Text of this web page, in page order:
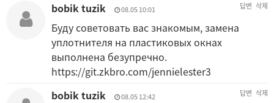
bobik tuzik
08.05 10:01 답변 삭제
Буду советовать вас знакомым, замена
уплотнителя на пластиковых окнах
выполнена безупречно.
https://git.zkbro.com/jennielester3
bobik tuzik
08.05 12:42 답변 삭제